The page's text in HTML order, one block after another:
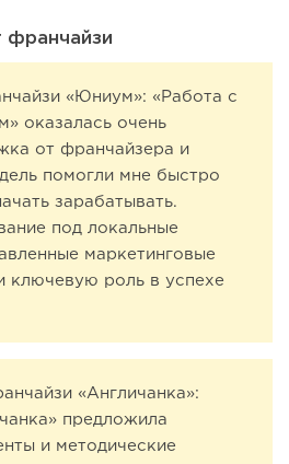
франчайзи
«Юниум»: «Работа с
оказалась очень
от франчайзера и
помогли мне быстро
зарабатывать.
под локальные
маркетинговые
ключевую роль в успехе
«Англичанка»:
предложила
и методические